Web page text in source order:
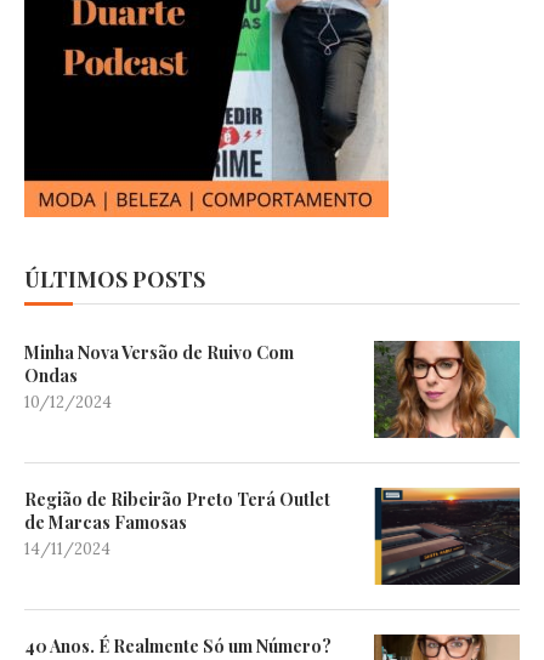
ÚLTIMOS POSTS
Minha Nova Versão de Ruivo Com
Ondas
10/12/2024
Região de Ribeirão Preto Terá Outlet
de Marcas Famosas
14/11/2024
40 Anos. É Realmente Só um Número?